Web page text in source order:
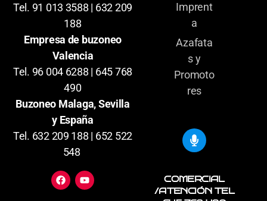
Tel. 91 013 3588 | 632 209
188
Empresa de buzoneo
Valencia
Tel. 96 004 6288 | 645 768
490
Buzoneo Malaga, Sevilla
y España
Tel. 632 209 188 | 652 522
548
Imprent
a
Azafata
s y
Promoto
res
COMERCIAL
/ATENCIÓN TEL